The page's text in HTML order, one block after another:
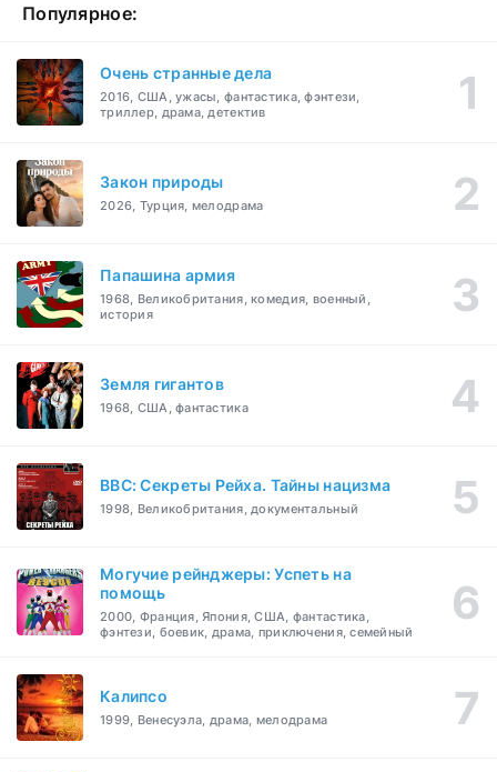
Популярное:
Очень странные дела
2016, США, ужасы, фантастика, фэнтези,
триллер, драма, детектив
Закон природы
2026, Турция, мелодрама
Папашина армия
1968, Великобритания, комедия, военный,
история
Земля гигантов
1968, США, фантастика
BBC: Секреты Рейха. Тайны нацизма
1998, Великобритания, документальный
Могучие рейнджеры: Успеть на
помощь
2000, Франция, Япония, США, фантастика,
фэнтези, боевик, драма, приключения, семейный
Калипсо
1999, Венесуэла, драма, мелодрама